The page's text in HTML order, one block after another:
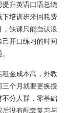
提升英语口语总绕
下培训班来回耗费
缺课只能自认浪
开口练习的时间
金成本高，外教
三个月就要更换授
分人群，零基础
后没有配套复习与